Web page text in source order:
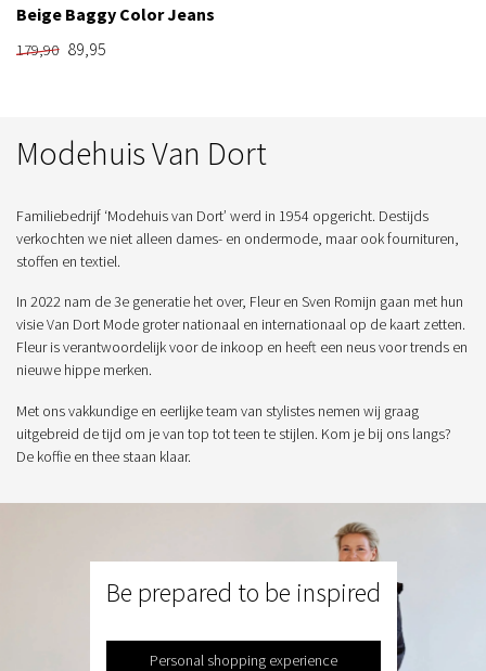
Beige Baggy Color Jeans
179,90 89,95
Modehuis Van Dort
Familiebedrijf ‘Modehuis van Dort’ werd in 1954 opgericht. Destijds
verkochten we niet alleen dames- en ondermode, maar ook fournituren,
stoffen en textiel.
In 2022 nam de 3e generatie het over, Fleur en Sven Romijn gaan met hun
visie Van Dort Mode groter nationaal en internationaal op de kaart zetten.
Fleur is verantwoordelijk voor de inkoop en heeft een neus voor trends en
nieuwe hippe merken.
Met ons vakkundige en eerlijke team van stylistes nemen wij graag
uitgebreid de tijd om je van top tot teen te stijlen. Kom je bij ons langs?
De koffie en thee staan klaar.
Be prepared to be inspired
Personal shopping experience